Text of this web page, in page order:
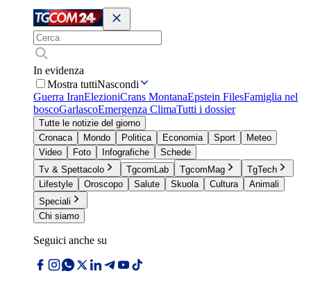
In evidenza
Mostra tuttiNascondi
Guerra IranElezioniCrans MontanaEpstein FilesFamiglia nel
boscoGarlascoEmergenza ClimaTutti i dossier
Tutte le notizie del giorno
Cronaca
Mondo Politica Economia Sport
Meteo
Video
Foto Infografiche
Schede
Tv & Spettacolo
TgcomLab TgcomMag
TgTech
Lifestyle
Oroscopo Salute Skuola Cultura
Animali
Speciali
Chi siamo
Seguici anche su